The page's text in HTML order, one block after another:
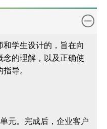
学生设计的，旨在向
念的理解，以及正确使
指导。
元。完成后，企业客户